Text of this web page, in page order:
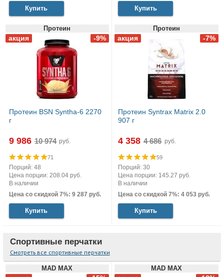
Купить Купить
Протеин
Протеин BSN Syntha-6 2270
г
9 986 руб.
71
Порций: 48
Цена порции: 208.04 руб.
В наличии
Цена со скидкой 7%: 9 287 руб.
Купить
Протеин
Протеин Syntrax Matrix 2.0
907 г
4 358 руб.
59
Порций: 30
Цена порции: 145.27 руб.
В наличии
Цена со скидкой 7%: 4 053 руб.
Купить
Спортивные перчатки
Смотреть все спортивные перчатки
MAD MAX MAD MAX